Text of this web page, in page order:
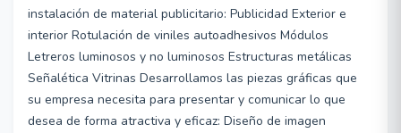
instalación de material publicitario: Publicidad Exterior e
interior Rotulación de viniles autoadhesivos Módulos
Letreros luminosos y no luminosos Estructuras metálicas
Señalética Vitrinas Desarrollamos las piezas gráficas que
su empresa necesita para presentar y comunicar lo que
desea de forma atractiva y eficaz: Diseño de imagen